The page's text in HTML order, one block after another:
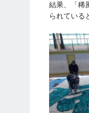
結果、「稀
られている